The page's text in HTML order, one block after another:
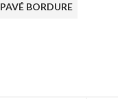
PAVÉ BORDURE